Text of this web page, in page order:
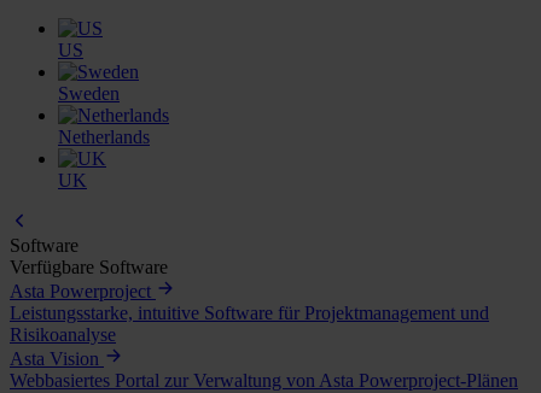
US
Sweden
Netherlands
UK
Software
Verfügbare Software
Asta Powerproject
Leistungsstarke, intuitive Software für Projektmanagement und
Risikoanalyse
Asta Vision
Webbasiertes Portal zur Verwaltung von Asta Powerproject-Plänen